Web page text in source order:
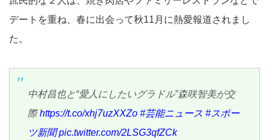
デートを重ね、春に出会って秋11月に熱愛報道されまし
た。
中村昌也と“愛人にしたいグラドル”森咲智美が交
際https://t.co/xhj7uzXXZo #芸能ニュース #スポー
ツ新聞 pic.twitter.com/2LSG3qfZCk